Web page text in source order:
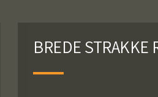
BREDE STRAKKE